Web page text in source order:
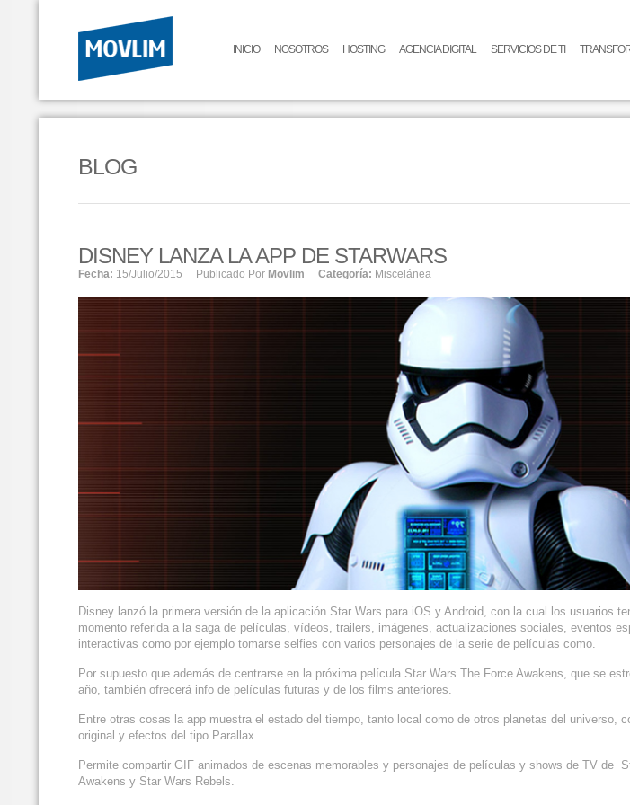
INICIO NOSOTROS HOSTING AGENCIA DIGITAL SERVICIOS DE TI
BLOG
DISNEY LANZA LA APP DE STARWARS
Fecha: 15/julio/2015 Publicado Por Movlim Categoría: Miscelánea
Disney lanzó la primera versión de la aplicación Star Wars para iOS y Android, con la cual los usuarios
momento referida a la saga de películas, vídeos, trailers, imágenes, actualizaciones sociales, eventos
interactivas como por ejemplo tomarse selfies con varios personajes de la serie de películas como.
Por supuesto que además de centrarse en la próxima película Star Wars The Force Awakens, que se
año, también ofrecerá info de películas futuras y de los films anteriores.
Entre otras cosas la app muestra el estado del tiempo, tanto local como de otros planetas del universo,
original y efectos del tipo Parallax.
Permite compartir GIF animados de escenas memorables y personajes de películas y shows de TV de
Awakens y Star Wars Rebels.